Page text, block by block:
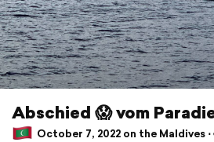
Abschied 😱 vom
October 7, 2022 on the Maldives ⋅